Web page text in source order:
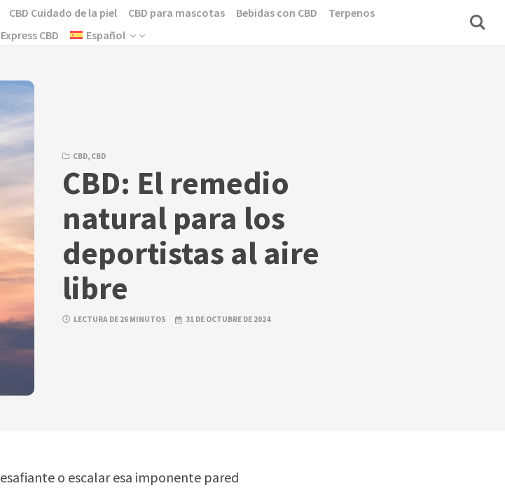
CBD Cuidado de la piel CBD para mascotas Bebidas con CBD
Terpenos
CBD
Español
CBD, CBD
CBD: El remedio
natural para los
deportistas al aire
libre
LECTURA DE 26 MINUTOS 31 DE OCTUBRE DE 2024
o escalar esa imponente pared